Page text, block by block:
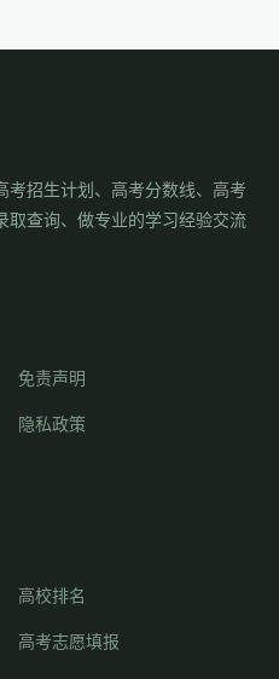
考招生计划、高考分数线、高考
取查询、做专业的学习经验交流
免责声明
隐私政策
高校排名
高考志愿填报